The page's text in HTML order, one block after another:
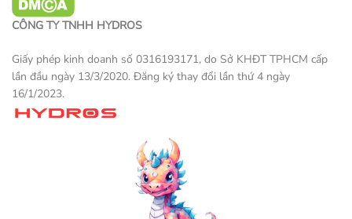
CÔNG TY TNHH HYDROS
Giấy phép kinh doanh số 0316193171, do Sở KHĐT TPHCM cấp
lần đầu ngày 13/3/2020. Đăng ký thay đổi lần thứ 4 ngày
16/1/2023.